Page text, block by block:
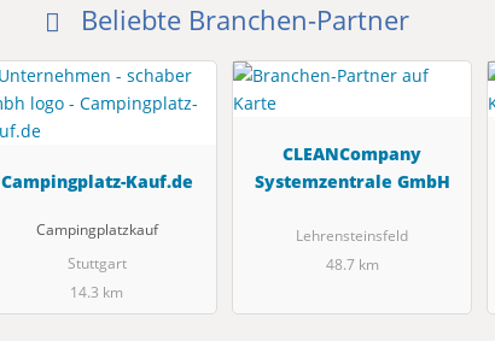
Beliebte Branchen-Partner
Campingplatz-Kauf.de
Campingplatzkauf
Stuttgart
14.3 km
CLEANCompany
Systemzentrale GmbH
Lehrensteinsfeld
48.7 km